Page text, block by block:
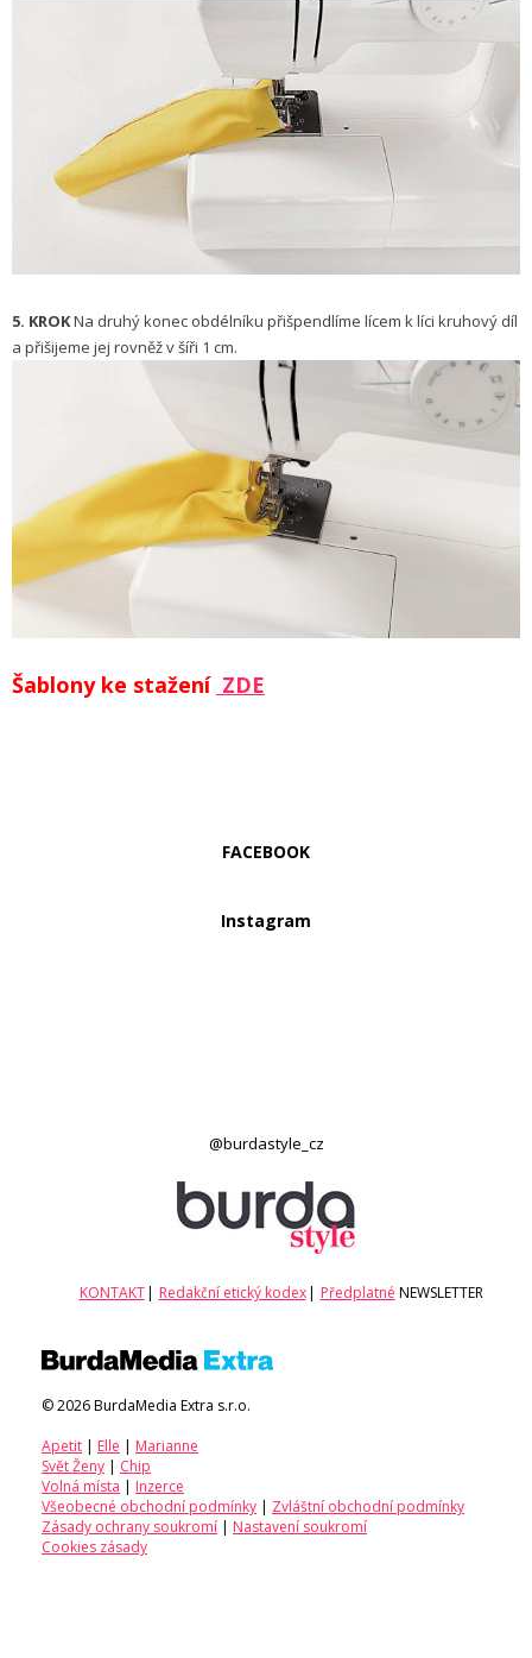
5. KROKNa druhý konec obdélníku přišpendlíme lícem k líci kruhový díl
a přišijeme jej rovněž v šíři 1 cm.
Šablony ke stažení ZDE
FACEBOOK
Instagram
@burdastyle_cz
KONTAKT | Redakční etický kodex | Předplatné NEWSLETTER
© 2026 BurdaMedia Extra s.r.o.
Apetit | Elle | Marianne
Svět Ženy | Chip
Volná místa | Inzerce
Všeobecné obchodní podmínky | Zvláštní obchodní podmínky
Zásady ochrany soukromí | Nastavení soukromí
Cookies zásady